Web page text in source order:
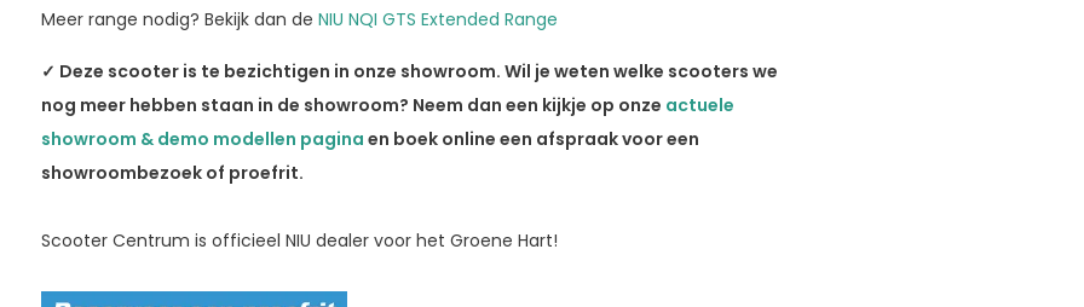
Meer range nodig? Bekijk dan de NIU NQI GTS Extended Range
✓ Deze scooter is te bezichtigen in onze showroom. Wil je weten welke scooters we
nog meer hebben staan in de showroom? Neem dan een kijkje op onze actuele
showroom & demo modellen pagina en boek online een afspraak voor een
showroombezoek of proefrit.
Scooter Centrum is officieel NIU dealer voor het Groene Hart!